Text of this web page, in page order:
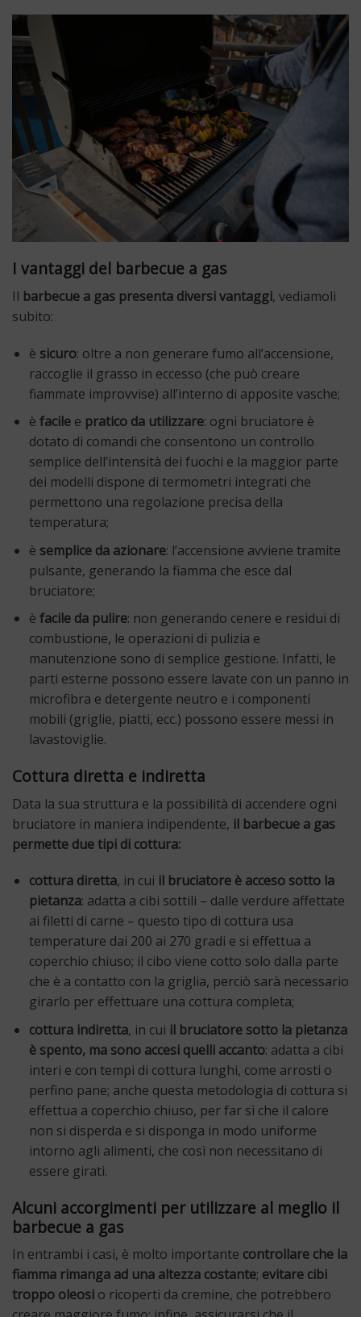
I vantaggi del barbecue a gas
Il barbecue a gas presenta diversi vantaggi, vediamoli
subito:
è sicuro: oltre a non generare fumo all’accensione,
raccoglie il grasso in eccesso (che può creare
fiammate improvvise) all’interno di apposite vasche;
è facilee pratico da utilizzare: ogni bruciatore è
dotato di comandi che consentono un controllo
semplice dell’intensità dei fuochi e la maggior parte
dei modelli dispone di termometri integrati che
permettono una regolazione precisa della
temperatura;
è semplice da azionare: l’accensione avviene tramite
pulsante, generando la fiamma che esce dal
bruciatore;
è facile da pulire: non generando cenere e residui di
combustione, le operazioni di pulizia e
manutenzione sono di semplice gestione. Infatti, le
parti esterne possono essere lavate con un panno in
microfibra e detergente neutro e i componenti
mobili (griglie, piatti, ecc.) possono essere messi in
lavastoviglie.
Cottura diretta e indiretta
Data la sua struttura e la possibilità di accendere ogni
bruciatore in maniera indipendente, il barbecue a gas
permette due tipi di cottura:
cottura diretta, in cui il bruciatore è acceso sotto la
pietanza: adatta a cibi sottili – dalle verdure affettate
ai filetti di carne – questo tipo di cottura usa
temperature dai 200 ai 270 gradi e si effettua a
coperchio chiuso; il cibo viene cotto solo dalla parte
che è a contatto con la griglia, perciò sarà necessario
girarlo per effettuare una cottura completa;
cottura indiretta, in cui il bruciatore sotto la pietanza
è spento, ma sono accesi quelli accanto: adatta a cibi
interi e con tempi di cottura lunghi, come arrosti o
perfino pane; anche questa metodologia di cottura si
effettua a coperchio chiuso, per far sì che il calore
non si disperda e si disponga in modo uniforme
intorno agli alimenti, che così non necessitano di
essere girati.
Alcuni accorgimenti per utilizzare al meglio il
barbecue a gas
In entrambi i casi, è molto importante controllare che la
fiamma rimanga ad una altezza costante; evitare cibi
troppo oleosi o ricoperti da cremine, che potrebbero